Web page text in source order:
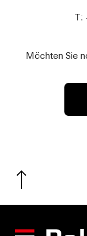
Möchten Sie